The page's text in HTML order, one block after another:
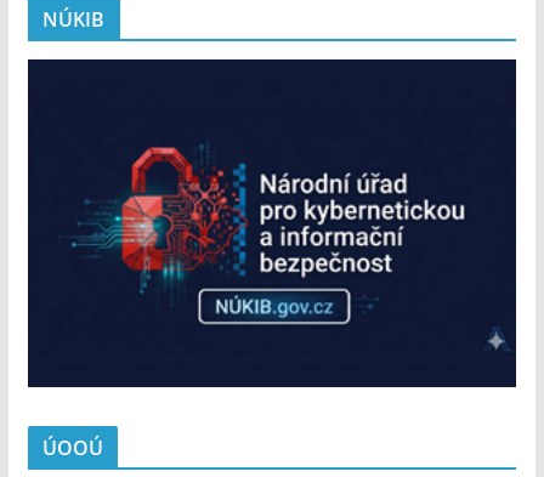
NÚKIB
ÚOOÚ